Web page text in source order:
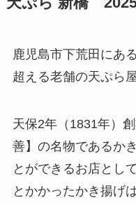
鹿児島市下荒田にあ
超える老舗の天ぷら屋
天保2年（1831年）
善】の名物であるか
とができるお店とし
とかかったかき揚げ